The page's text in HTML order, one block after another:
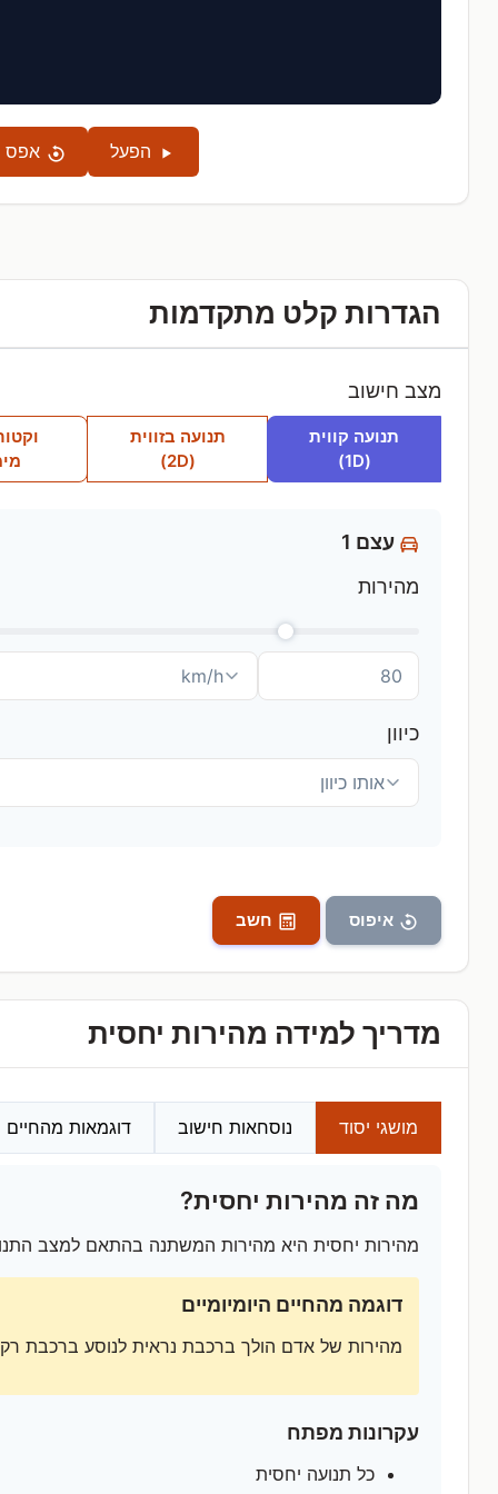
הפעל אפס
הגדרות קלט מתקדמות
מצב חישוב
תנועה קווית
(1D)
תנועה בזווית
(2D)
עצם 1
מהירות
כיוון
איפוס חשב
מדריך למידה מהירות יחסית
מושגי יסוד נוסחאות חישוב דוגמאות מהחיים
מה זה מהירות יחסית?
מהירות יחסית היא מהירות המשתנה בהתאם למצב
דוגמה מהחיים היומיומיים
מהירות של אדם הולך ברכבת נראית לנוסע ברכבת
עקרונות מפתח
כל תנועה יחסית